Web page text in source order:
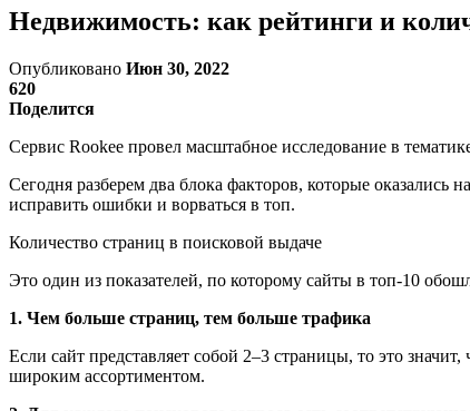
Недвижимость: как рейтинги и
Опубликовано Июн 30, 2022
620
Поделится
Сервис Rookee провел масштабное исследование в
Сегодня разберем два блока факторов, которые
исправить ошибки и ворваться в топ.
Количество страниц в поисковой выдаче
Это один из показателей, по которому сайты в топ-10
1. Чем больше страниц, тем больше трафика
Если сайт представляет собой 2–3 страницы, то это
широким ассортиментом.